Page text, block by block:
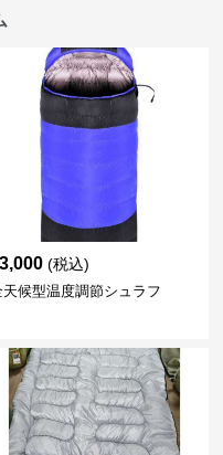
(税込)
天候型温度調節シュラフ